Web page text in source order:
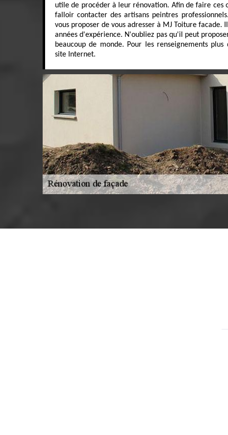
utile de procéder à leur rénovation. Afin de faire ces
falloir contacter des artisans peintres
vous proposer de vous adresser à MJ Toiture facade.
années d'expérience. N'oubliez pas qu'il peut
beaucoup de monde. Pour les renseignements
site Internet.